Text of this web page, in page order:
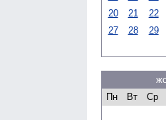
20
21 22
27
28 29
Пн
Вт Ср